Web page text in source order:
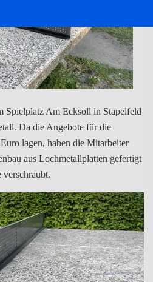
Spielplatz Am Ecksoll in Stapelfeld
Da die Angebote für die
lagen, haben die Mitarbeiter
aus Lochmetallplatten gefertigt
verschraubt.